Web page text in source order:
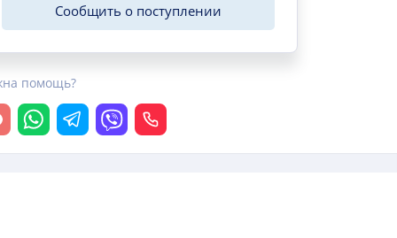
Сообщить о поступлении
помощь?
чат
WhatsappTelegramViber Позвонить